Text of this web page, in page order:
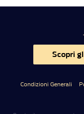
Scopri
Condizioni Generali